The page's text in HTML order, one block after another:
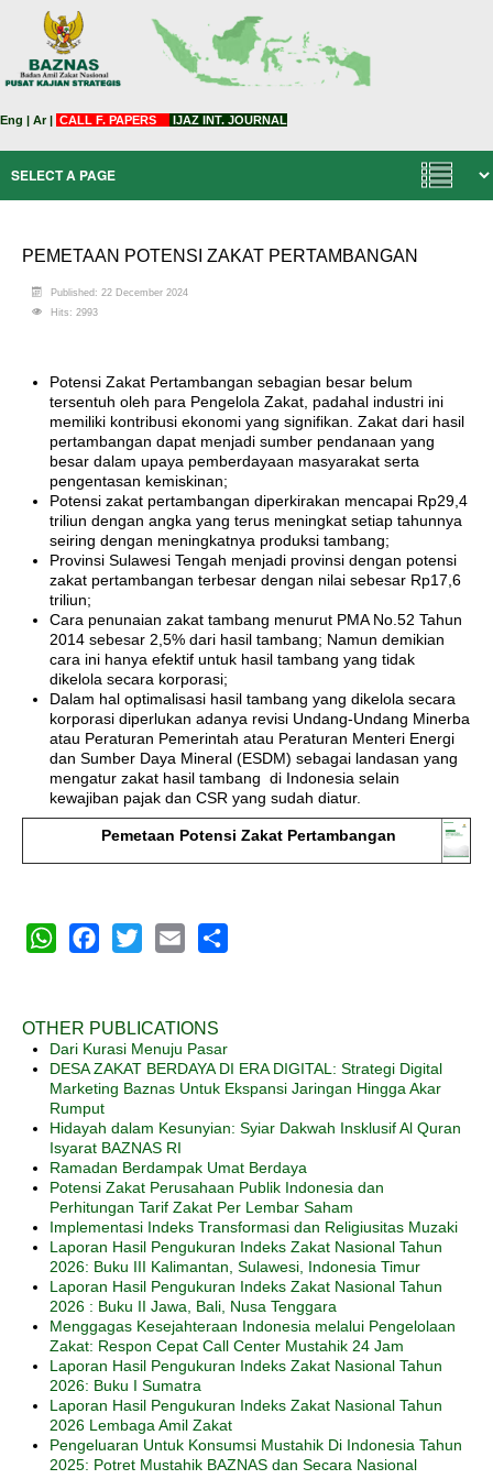
Eng | Ar| CALL F. PAPERS IJAZ INT. JOURNAL
PEMETAAN POTENSI ZAKAT PERTAMBANGAN
Published: 22 December 2024
Hits: 2993
Potensi Zakat Pertambangan sebagian besar belum
tersentuh oleh para Pengelola Zakat, padahal industri ini
memiliki kontribusi ekonomi yang signifikan. Zakat dari hasil
pertambangan dapat menjadi sumber pendanaan yang
besar dalam upaya pemberdayaan masyarakat serta
pengentasan kemiskinan;
Potensi zakat pertambangan diperkirakan mencapai Rp29,4
triliun dengan angka yang terus meningkat setiap tahunnya
seiring dengan meningkatnya produksi tambang;
Provinsi Sulawesi Tengah menjadi provinsi dengan potensi
zakat pertambangan terbesar dengan nilai sebesar Rp17,6
triliun;
Cara penunaian zakat tambang menurut PMA No.52 Tahun
2014 sebesar 2,5% dari hasil tambang; Namun demikian
cara ini hanya efektif untuk hasil tambang yang tidak
dikelola secara korporasi;
Dalam hal optimalisasi hasil tambang yang dikelola secara
korporasi diperlukan adanya revisi Undang-Undang Minerba
atau Peraturan Pemerintah atau Peraturan Menteri Energi
dan Sumber Daya Mineral (ESDM) sebagai landasan yang
mengatur zakat hasil tambang di Indonesia selain
kewajiban pajak dan CSR yang sudah diatur.
Pemetaan Potensi Zakat Pertambangan
OTHER PUBLICATIONS
Dari Kurasi Menuju Pasar
DESA ZAKAT BERDAYA DI ERA DIGITAL: Strategi Digital
Marketing Baznas Untuk Ekspansi Jaringan Hingga Akar
Rumput
Hidayah dalam Kesunyian: Syiar Dakwah Insklusif Al Quran
Isyarat BAZNAS RI
Ramadan Berdampak Umat Berdaya
Potensi Zakat Perusahaan Publik Indonesia dan
Perhitungan Tarif Zakat Per Lembar Saham
Implementasi Indeks Transformasi dan Religiusitas Muzaki
Laporan Hasil Pengukuran Indeks Zakat Nasional Tahun
2026: Buku III Kalimantan, Sulawesi, Indonesia Timur
Laporan Hasil Pengukuran Indeks Zakat Nasional Tahun
2026 : Buku II Jawa, Bali, Nusa Tenggara
Menggagas Kesejahteraan Indonesia melalui Pengelolaan
Zakat: Respon Cepat Call Center Mustahik 24 Jam
Laporan Hasil Pengukuran Indeks Zakat Nasional Tahun
2026: Buku I Sumatra
Laporan Hasil Pengukuran Indeks Zakat Nasional Tahun
2026 Lembaga Amil Zakat
Pengeluaran Untuk Konsumsi Mustahik Di Indonesia Tahun
2025: Potret Mustahik BAZNAS dan Secara Nasional